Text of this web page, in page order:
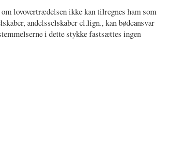
lovovertrædelsen ikke kan tilregnes ham som
andelsselskaber el.lign., kan bødeansvar
i dette stykke fastsættes ingen